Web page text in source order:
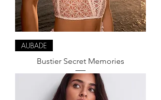
AUBADE
Bustier Secret Memories